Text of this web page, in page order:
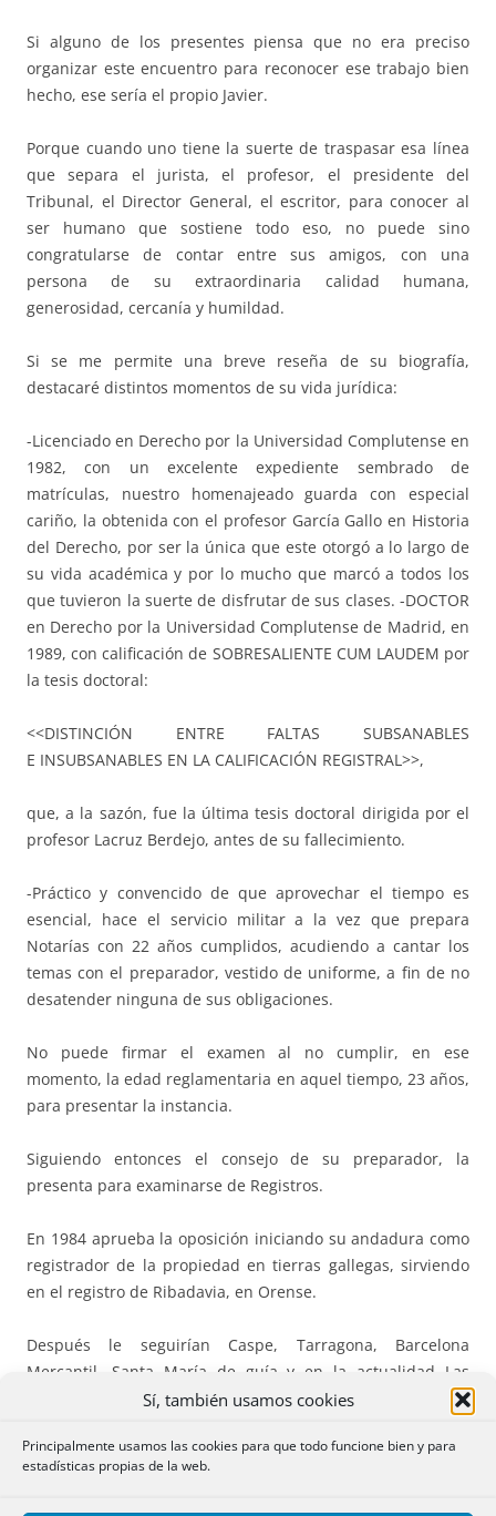
Sí, también usamos cookies
Principalmente usamos las cookies para que todo funcione bien y para
estadísticas propias de la web.
Si alguno de los presentes piensa que no era preciso
organizar este encuentro para reconocer ese trabajo bien
hecho, ese sería el propio Javier.
Porque cuando uno tiene la suerte de traspasar esa línea
que separa el jurista, el profesor, el presidente del
Tribunal, el Director General, el escritor, para conocer al
ser humano que sostiene todo eso, no puede sino
congratularse de contar entre sus amigos, con una
persona de su extraordinaria calidad humana,
generosidad, cercanía y humildad.
Si se me permite una breve reseña de su biografía,
destacaré distintos momentos de su vida jurídica:
-Licenciado en Derecho por la Universidad Complutense en
1982, con un excelente expediente sembrado de
matrículas, nuestro homenajeado guarda con especial
cariño, la obtenida con el profesor García Gallo en Historia
del Derecho, por ser la única que este otorgó a lo largo de
su vida académica y por lo mucho que marcó a todos los
que tuvieron la suerte de disfrutar de sus clases. -DOCTOR
en Derecho por la Universidad Complutense de Madrid, en
1989, con calificación de SOBRESALIENTE CUM LAUDEM por
la tesis doctoral:
<<DISTINCIÓN ENTRE FALTAS SUBSANABLES
E INSUBSANABLES EN LA CALIFICACIÓN REGISTRAL>>,
que, a la sazón, fue la última tesis doctoral dirigida por el
profesor Lacruz Berdejo, antes de su fallecimiento.
-Práctico y convencido de que aprovechar el tiempo es
esencial, hace el servicio militar a la vez que prepara
Notarías con 22 años cumplidos, acudiendo a cantar los
temas con el preparador, vestido de uniforme, a fin de no
desatender ninguna de sus obligaciones.
No puede firmar el examen al no cumplir, en ese
momento, la edad reglamentaria en aquel tiempo, 23 años,
para presentar la instancia.
Siguiendo entonces el consejo de su preparador, la
presenta para examinarse de Registros.
En 1984 aprueba la oposición iniciando su andadura como
registrador de la propiedad en tierras gallegas, sirviendo
en el registro de Ribadavia, en Orense.
Después le seguirían Caspe, Tarragona, Barcelona
Mercantil, Santa María de guía y en la actualidad Las
Palmas de Gran Canaria.
Destinos que ha compaginado con otras actividades dentro
y fuera del colegio, pero siempre con una vocación de